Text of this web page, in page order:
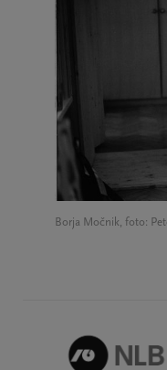
Borja Močnik, foto: